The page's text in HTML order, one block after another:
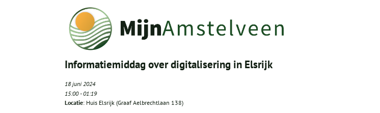
Informatiemiddag over digitalisering in Elsrijk
18 juni 2024
15:00-01:19
Locatie: Huis Elsrijk (Graaf Aelbrechtlaan 138)